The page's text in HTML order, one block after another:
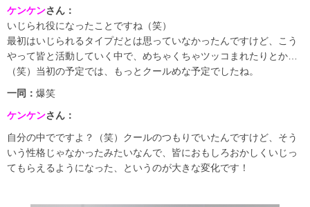
ケンケンさん：
いじられ役になったことですね（笑）
最初はいじられるタイプだとは思っていなかったんですけど、こう
やって皆と活動していく中で、めちゃくちゃツッコまれたりとか…
（笑）当初の予定では、もっとクールめな予定でしたね。
一同： 爆笑
ケンケンさん：
自分の中でですよ？（笑）クールのつもりでいたんですけど、そう
いう性格じゃなかったみたいなんで、皆におもしろおかしくいじっ
てもらえるようになった、というのが大きな変化です！